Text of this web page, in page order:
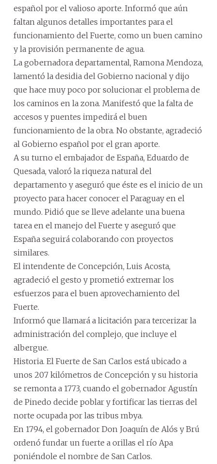
español por el valioso aporte. Informó que aún
faltan algunos detalles importantes para el
funcionamiento del Fuerte, como un buen camino
y la provisión permanente de agua.
La gobernadora departamental, Ramona Mendoza,
lamentó la desidia del Gobierno nacional y dijo
que hace muy poco por solucionar el problema de
los caminos en la zona. Manifestó que la falta de
accesos y puentes impedirá el buen
funcionamiento de la obra. No obstante, agradeció
al Gobierno español por el gran aporte.
A su turno el embajador de España, Eduardo de
Quesada, valoró la riqueza natural del
departamento y aseguró que éste es el inicio de un
proyecto para hacer conocer el Paraguay en el
mundo. Pidió que se lleve adelante una buena
tarea en el manejo del Fuerte y aseguró que
España seguirá colaborando con proyectos
similares.
El intendente de Concepción, Luis Acosta,
agradeció el gesto y prometió extremar los
esfuerzos para el buen aprovechamiento del
Fuerte.
Informó que llamará a licitación para tercerizar la
administración del complejo, que incluye el
albergue.
Historia. El Fuerte de San Carlos está ubicado a
unos 207 kilómetros de Concepción y su historia
se remonta a 1773, cuando el gobernador Agustín
de Pinedo decide poblar y fortificar las tierras del
norte ocupada por las tribus mbya.
En 1794, el gobernador Don Joaquín de Alós y Brú
ordenó fundar un fuerte a orillas el río Apa
poniéndole el nombre de San Carlos.